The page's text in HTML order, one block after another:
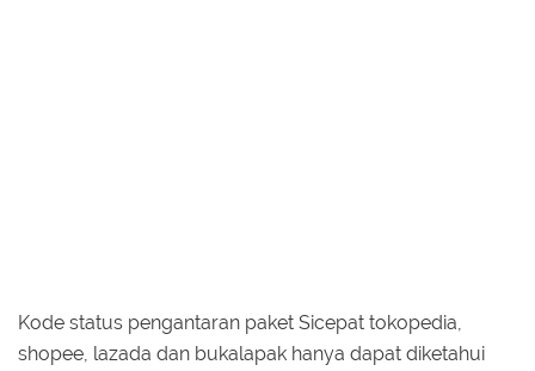
Kode status pengantaran paket Sicepat tokopedia,
shopee, lazada dan bukalapak hanya dapat diketahui